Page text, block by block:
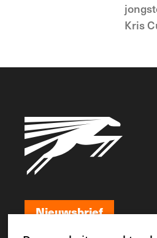
Kris
Nieuwsbrief